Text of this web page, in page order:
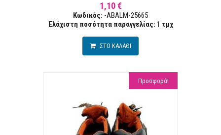
1,10 €
Κωδικός: -ABALM-25665
Ελάχιστη ποσότητα παραγγελίας: 1 τμχ
ΣΤΟ ΚΑΛΑΘΙ
Προσφορά!